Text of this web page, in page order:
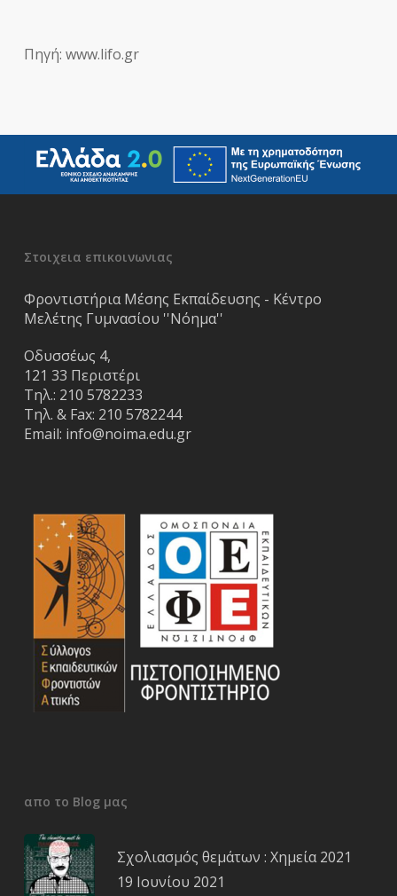
Πηγή: www.lifo.gr
Στοιχεια επικοινωνιας
Φροντιστήρια Μέσης Εκπαίδευσης - Κέντρο
Μελέτης Γυμνασίου ''Νόημα''
Οδυσσέως 4,
121 33 Περιστέρι
Τηλ.: 210 5782233
Τηλ. & Fax: 210 5782244
Email: info@noima.edu.gr
απο το Blog μας
Σχολιασμός θεμάτων : Χημεία 2021
19 Ιουνίου 2021